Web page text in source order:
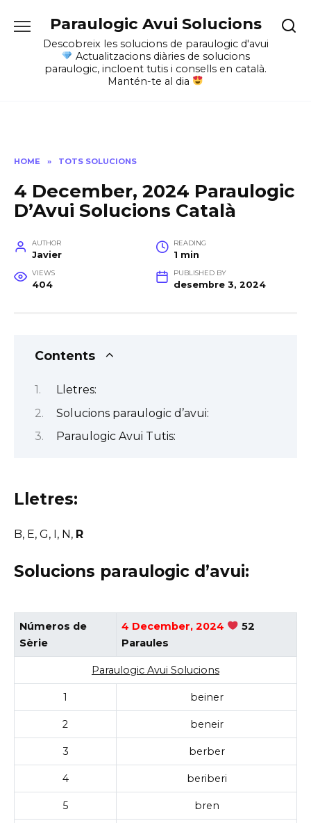
content
Paraulogic Avui Solucions
Descobreix les solucions de paraulogic d'avui
Actualitzacions diàries de solucions
paraulogic, incloent tutis i consells en català.
Mantén-te al dia
HOME » TOTS SOLUCIONS
4 December, 2024 Paraulogic
D’Avui Solucions Català
AUTHOR
Javier
READING
1 min
VIEWS
404
PUBLISHED BY
desembre 3, 2024
Contents
Lletres:
Solucions paraulogic d’avui:
Paraulogic Avui Tutis:
Lletres:
B, E, G, I, N, R
Solucions paraulogic d’avui:
Números de
Sèrie
4 December, 2024
52
Paraules
Paraulogic Avui Solucions
1 beiner
2 beneir
3 berber
4 beriberi
5 bren